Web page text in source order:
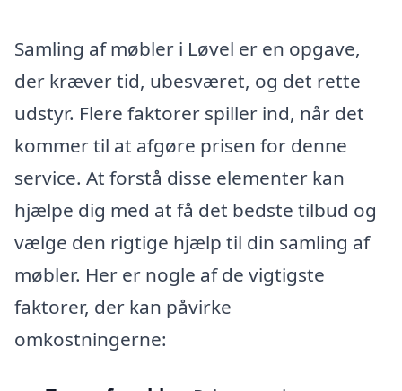
Samling af møbler i Løvel er en opgave,
der kræver tid, ubesværet, og det rette
udstyr. Flere faktorer spiller ind, når det
kommer til at afgøre prisen for denne
service. At forstå disse elementer kan
hjælpe dig med at få det bedste tilbud og
vælge den rigtige hjælp til din samling af
møbler. Her er nogle af de vigtigste
faktorer, der kan påvirke
omkostningerne: